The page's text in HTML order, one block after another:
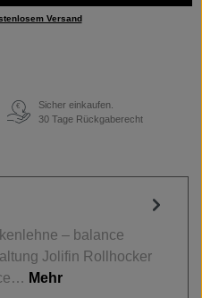
Versand
€
Sicher einkaufen.
30 Tage Rückgaberecht
– balance
Jolifin Rollhocker
Mehr